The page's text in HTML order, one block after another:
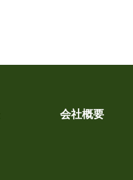
会社概要